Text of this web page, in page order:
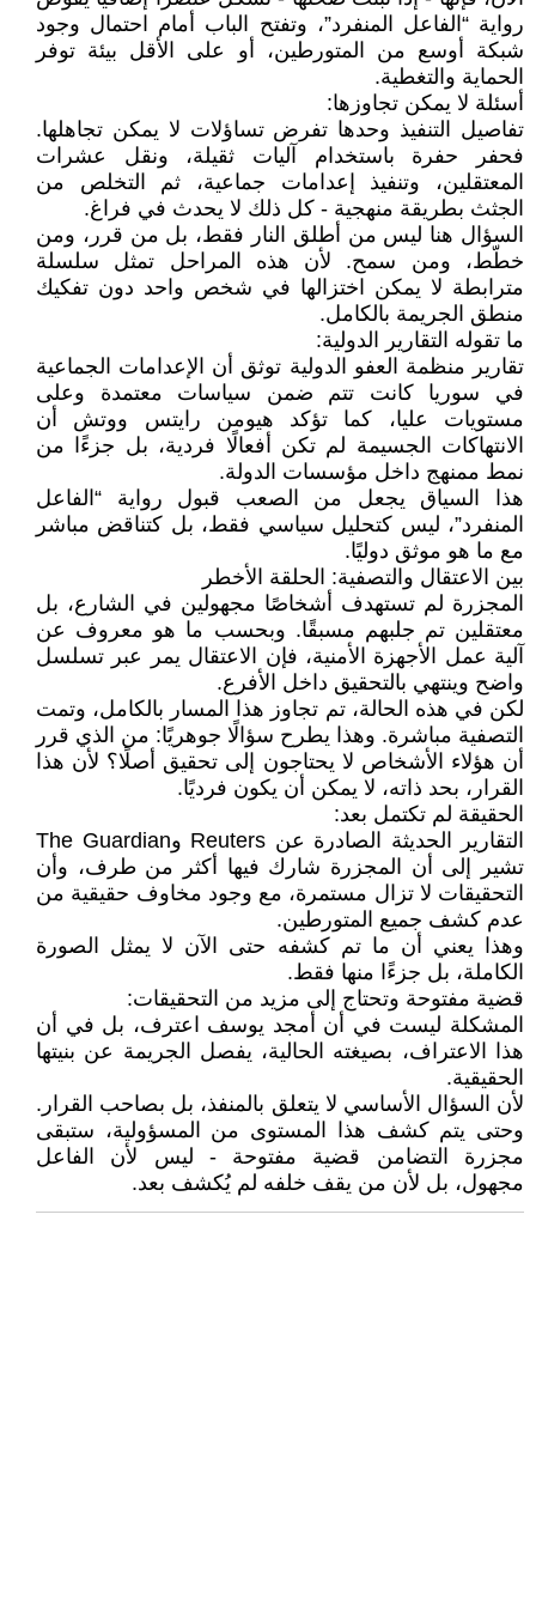
رواية “الفاعل المنفرد”، وتفتح الباب أمام احتمال وجود
شبكة أوسع من المتورطين، أو على الأقل بيئة توفر
الحماية والتغطية.
أسئلة لا يمكن تجاوزها:
تفاصيل التنفيذ وحدها تفرض تساؤلات لا يمكن تجاهلها.
فحفر حفرة باستخدام آليات ثقيلة، ونقل عشرات
المعتقلين، وتنفيذ إعدامات جماعية، ثم التخلص من
الجثث بطريقة منهجية - كل ذلك لا يحدث في فراغ.
السؤال هنا ليس من أطلق النار فقط، بل من قرر، ومن
خطّط، ومن سمح. لأن هذه المراحل تمثل سلسلة
مترابطة لا يمكن اختزالها في شخص واحد دون تفكيك
منطق الجريمة بالكامل.
ما تقوله التقارير الدولية:
تقارير منظمة العفو الدولية توثق أن الإعدامات الجماعية
في سوريا كانت تتم ضمن سياسات معتمدة وعلى
مستويات عليا، كما تؤكد هيومن رايتس ووتش أن
الانتهاكات الجسيمة لم تكن أفعالًا فردية، بل جزءًا من
نمط ممنهج داخل مؤسسات الدولة.
هذا السياق يجعل من الصعب قبول رواية “الفاعل
المنفرد”، ليس كتحليل سياسي فقط، بل كتناقض مباشر
مع ما هو موثق دوليًا.
بين الاعتقال والتصفية: الحلقة الأخطر
المجزرة لم تستهدف أشخاصًا مجهولين في الشارع، بل
معتقلين تم جلبهم مسبقًا. وبحسب ما هو معروف عن
آلية عمل الأجهزة الأمنية، فإن الاعتقال يمر عبر تسلسل
واضح وينتهي بالتحقيق داخل الأفرع.
لكن في هذه الحالة، تم تجاوز هذا المسار بالكامل، وتمت
التصفية مباشرة. وهذا يطرح سؤالًا جوهريًا: من الذي قرر
أن هؤلاء الأشخاص لا يحتاجون إلى تحقيق أصلًا؟ لأن هذا
القرار، بحد ذاته، لا يمكن أن يكون فرديًا.
الحقيقة لم تكتمل بعد:
التقارير الحديثة الصادرة عن Reuters وThe Guardian
تشير إلى أن المجزرة شارك فيها أكثر من طرف، وأن
التحقيقات لا تزال مستمرة، مع وجود مخاوف حقيقية من
عدم كشف جميع المتورطين.
وهذا يعني أن ما تم كشفه حتى الآن لا يمثل الصورة
الكاملة، بل جزءًا منها فقط.
قضية مفتوحة وتحتاج إلى مزيد من التحقيقات:
المشكلة ليست في أن أمجد يوسف اعترف، بل في أن
هذا الاعتراف، بصيغته الحالية، يفصل الجريمة عن بنيتها
الحقيقية.
لأن السؤال الأساسي لا يتعلق بالمنفذ، بل بصاحب القرار.
وحتى يتم كشف هذا المستوى من المسؤولية، ستبقى
مجزرة التضامن قضية مفتوحة - ليس لأن الفاعل
مجهول، بل لأن من يقف خلفه لم يُكشف بعد.